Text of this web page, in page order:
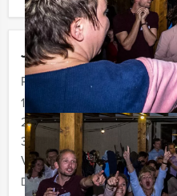
Jouw uitje
Prijs :
12 - 19 personen
20 - 29 personen
30 - 39 personen
Vanaf 40 personen
De prijzen zijn exclusief BTW